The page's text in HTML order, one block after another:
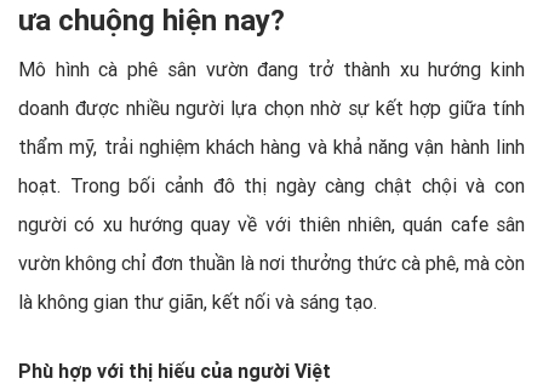
ưa chuộng hiện nay?
Mô hình cà phê sân vườn đang trở thành xu hướng kinh
doanh được nhiều người lựa chọn nhờ sự kết hợp giữa tính
thẩm mỹ, trải nghiệm khách hàng và khả năng vận hành linh
hoạt. Trong bối cảnh đô thị ngày càng chật chội và con
người có xu hướng quay về với thiên nhiên, quán cafe sân
vườn không chỉ đơn thuần là nơi thưởng thức cà phê, mà còn
là không gian thư giãn, kết nối và sáng tạo.
Phù hợp với thị hiếu của người Việt